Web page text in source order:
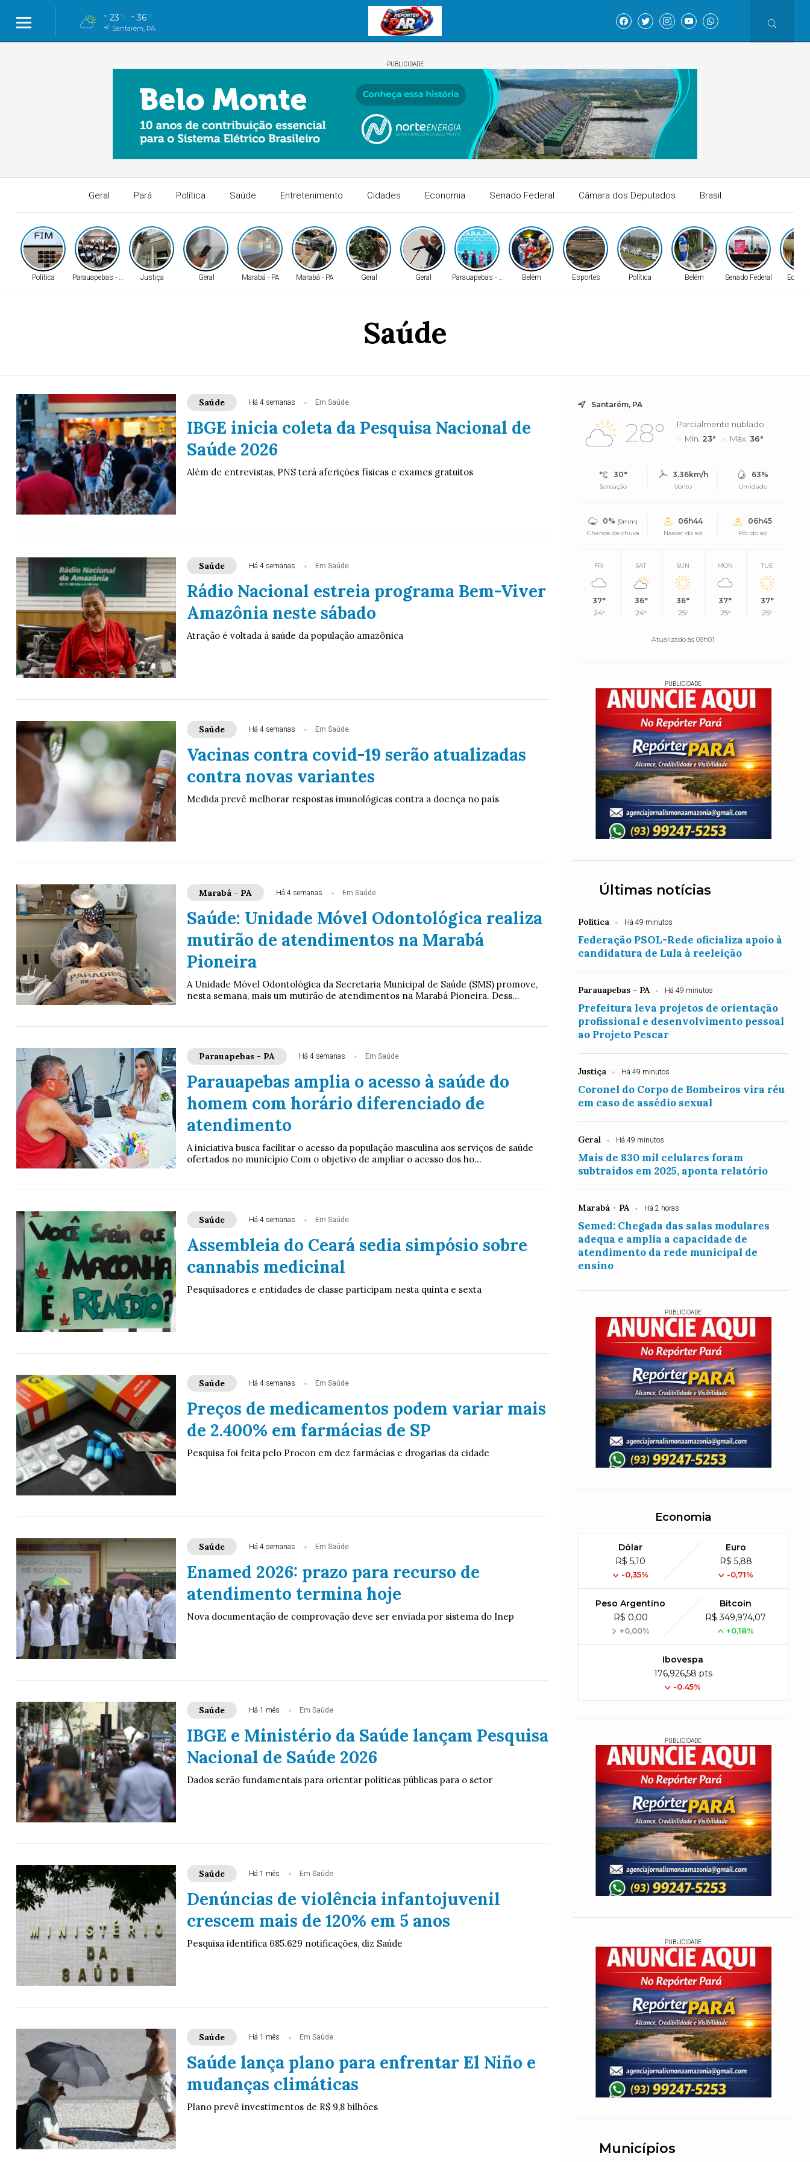
23°C 36°C
Santarém, PA
PUBLICIDADE
Geral Pará Política Saúde Entretenimento Cidades Economia Senado Federal Câmara dos Deputados Brasil
Política Parauapebas - PA Justiça Geral Marabá - PA Marabá - PA Geral Geral Parauapebas - PA Belém Esportes Política Belém Senado Federal
Saúde
Saúde Há 4 semanas Em Saúde
IBGE inicia coleta da Pesquisa Nacional de
Saúde 2026
Além de entrevistas, PNS terá aferições físicas e exames gratuitos
Saúde Há 4 semanas Em Saúde
Rádio Nacional estreia programa Bem-Viver
Amazônia neste sábado
Atração é voltada à saúde da população amazônica
Saúde Há 4 semanas Em Saúde
Vacinas contra covid-19 serão atualizadas
contra novas variantes
Medida prevê melhorar respostas imunológicas contra a doença no país
Marabá - PA Há 4 semanas Em Saúde
Saúde: Unidade Móvel Odontológica realiza
mutirão de atendimentos na Marabá
Pioneira
A Unidade Móvel Odontológica da Secretaria Municipal de Saúde (SMS) promove,
nesta semana, mais um mutirão de atendimentos na Marabá Pioneira. Dess...
Parauapebas - PA Há 4 semanas Em Saúde
Parauapebas amplia o acesso à saúde do
homem com horário diferenciado de
atendimento
A iniciativa busca facilitar o acesso da população masculina aos serviços de saúde
ofertados no município Com o objetivo de ampliar o acesso dos ho...
Saúde Há 4 semanas Em Saúde
Assembleia do Ceará sedia simpósio sobre
cannabis medicinal
Pesquisadores e entidades de classe participam nesta quinta e sexta
Saúde Há 4 semanas Em Saúde
Preços de medicamentos podem variar mais
de 2.400% em farmácias de SP
Pesquisa foi feita pelo Procon em dez farmácias e drogarias da cidade
Saúde Há 4 semanas Em Saúde
Enamed 2026: prazo para recurso de
atendimento termina hoje
Nova documentação de comprovação deve ser enviada por sistema do Inep
Saúde Há 1 mês Em Saúde
IBGE e Ministério da Saúde lançam Pesquisa
Nacional de Saúde 2026
Dados serão fundamentais para orientar políticas públicas para o setor
Saúde Há 1 mês Em Saúde
Denúncias de violência infantojuvenil
crescem mais de 120% em 5 anos
Pesquisa identifica 685.629 notificações, diz Saúde
Saúde Há 1 mês Em Saúde
Saúde lança plano para enfrentar El Niño e
mudanças climáticas
Plano prevê investimentos de R$ 9,8 bilhões
Santarém, PA
28°
Parcialmente nublado
Mín. 23° Máx.36°
30°
Sensação
3.36km/h
Vento
63%
Umidade
0% (0mm)
Chance de chuva
06h44
Nascer do sol
06h45
Pôr do sol
FRI
37°
24°
SAT
36°
24°
SUN
36°
25°
MON
37°
25°
TUE
37°
25°
Atualizado às 09h01
PUBLICIDADE
Últimas notícias
Política Há 49 minutos
Federação PSOL-Rede oficializa apoio à
candidatura de Lula à reeleição
Parauapebas - PA Há 49 minutos
Prefeitura leva projetos de orientação
profissional e desenvolvimento pessoal
ao Projeto Pescar
Justiça Há 49 minutos
Coronel do Corpo de Bombeiros vira réu
em caso de assédio sexual
Geral Há 49 minutos
Mais de 830 mil celulares foram
subtraídos em 2025, aponta relatório
Marabá - PA Há 2 horas
Semed: Chegada das salas modulares
adequa e amplia a capacidade de
atendimento da rede municipal de
ensino
PUBLICIDADE
Economia
Dólar
R$ 5,10
-0,35%
Euro
R$ 5,88
-0,71%
Peso Argentino
R$ 0,00
+0,00%
Bitcoin
R$ 349,974,07
+0,18%
Ibovespa
176,926,58 pts
-0.45%
PUBLICIDADE
PUBLICIDADE
Municípios